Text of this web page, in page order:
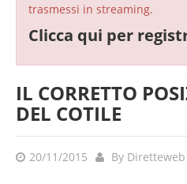
trasmessi in streaming.
Clicca qui per
IL CORRETTO
DEL COTILE
20/11/2015 By Diretteweb